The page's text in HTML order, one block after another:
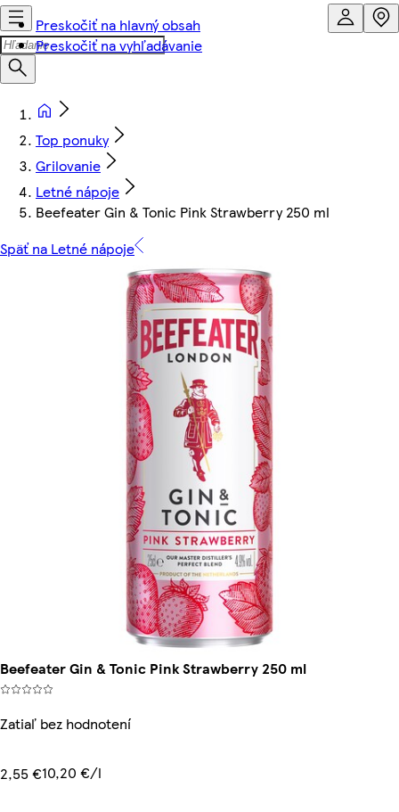
Preskočiť na hlavný obsah
Preskočiť na vyhľadávanie
Top ponuky
Grilovanie
Letné nápoje
Beefeater Gin & Tonic Pink Strawberry 250 ml
Späť na Letné nápoje
Beefeater Gin & Tonic Pink Strawberry 250 ml
Zatiaľ bez hodnotení
2,55 €10,20 €/l